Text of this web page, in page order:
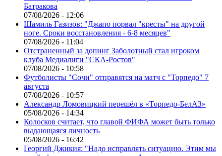
Батракова
07/08/2026 - 12:06
Шамиль Газизов: "Джапо порвал "кресты" на другой
ноге. Сроки восстановления - 6-8 месяцев"
07/08/2026 - 11:04
Отстраненный за допинг Заболотный стал игроком
клуба Медиалиги "СКА-Ростов"
07/08/2026 - 10:58
Футболисты "Сочи" отправятся на матч с "Торпедо" 7
августа
07/08/2026 - 10:57
Александр Ломовицкий перешёл в «Торпедо-БелАЗ»
05/08/2026 - 14:34
Колосков считает, что главой ФИФА может быть только
выдающаяся личность
05/08/2026 - 16:42
Георгий Джикия: "Надо исправлять ситуацию. Этим мы